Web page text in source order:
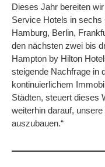
Dieses Jahr bereiten
Service Hotels in sechs
Hamburg, Berlin,
den nächsten zwei bis
Hampton by Hilton
steigende Nachfrage in
kontinuierlichem
Städten, steuert dieses
weiterhin darauf,
auszubauen.“